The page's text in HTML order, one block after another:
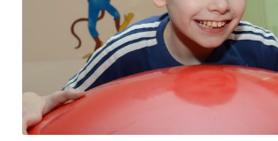
Боксы для пожертвований
Нужна помощь?
Проекты
Программы фонда
Справочник
Медиа